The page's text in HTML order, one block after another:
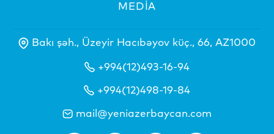
MEDİA
Bakı şəh., Üzeyir Hacıbəyov küç., 66, AZ1000
+994(12)493-16-94
+994(12)498-19-84
mail@yeniazerbaycan.com